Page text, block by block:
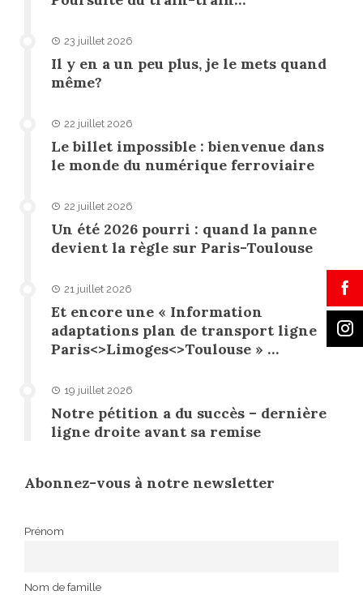
23 juillet 2026
Il y en a un peu plus, je le mets quand
même?
22 juillet 2026
Le billet impossible : bienvenue dans
le monde du numérique ferroviaire
22 juillet 2026
Un été 2026 pourri : quand la panne
devient la règle sur Paris-Toulouse
21 juillet 2026
Et encore une « Information
adaptations plan de transport ligne
Paris<>Limoges<>Toulouse » …
19 juillet 2026
Notre pétition a du succès – dernière
ligne droite avant sa remise
Abonnez-vous à notre newsletter
Prénom
Nom de famille